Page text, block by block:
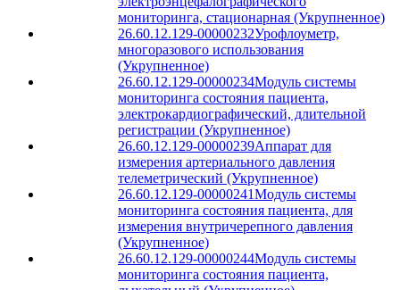
мониторинга, стационарная (Укрупненное)
26.60.12.129-00000232Урофлоуметр,
многоразового использования
(Укрупненное)
26.60.12.129-00000234Модуль системы
мониторинга состояния пациента,
электрокардиографический, длительной
регистрации (Укрупненное)
26.60.12.129-00000239Аппарат для
измерения артериального давления
телеметрический (Укрупненное)
26.60.12.129-00000241Модуль системы
мониторинга состояния пациента, для
измерения внутричерепного давления
(Укрупненное)
26.60.12.129-00000244Модуль системы
мониторинга состояния пациента,